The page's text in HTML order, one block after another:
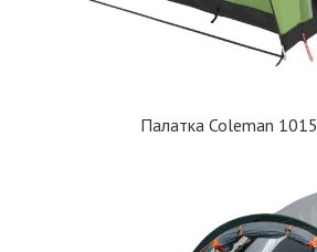
Палатка Coleman 1015